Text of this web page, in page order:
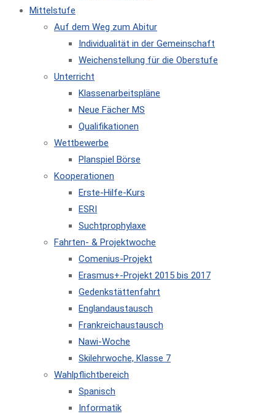
Mittelstufe
Auf dem Weg zum Abitur
Individualität in der Gemeinschaft
Weichenstellung für die Oberstufe
Unterricht
Klassenarbeitspläne
Neue Fächer MS
Qualifikationen
Wettbewerbe
Planspiel Börse
Kooperationen
Erste-Hilfe-Kurs
ESRI
Suchtprophylaxe
Fahrten- & Projektwoche
Comenius-Projekt
Erasmus+-Projekt 2015 bis 2017
Gedenkstättenfahrt
Englandaustausch
Frankreichaustausch
Nawi-Woche
Skilehrwoche, Klasse 7
Wahlpflichtbereich
Spanisch
Informatik